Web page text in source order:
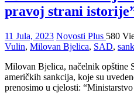
pravoj strani
11 Jula, 2023 Novosti Plus 580
Vulin, Milovan Bjelica, SAD,
Milovan Bjelica, načelnik opštine
američkih sankcija, koje su
prenosimo u cjelosti: “Ministarstvo